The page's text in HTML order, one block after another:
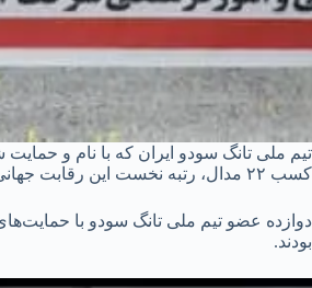
کسب ۲۲ مدال، رتبه نخست این رقابت جهانی را از آن خود کرد.
دوازده عضو تیم ملی تانگ سودو با
بودند.